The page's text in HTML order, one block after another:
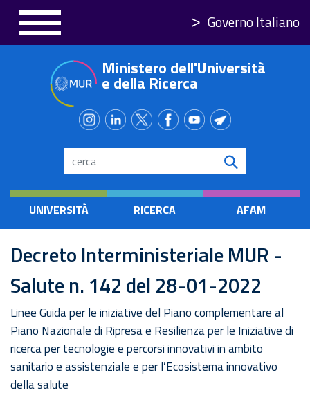
principale
Governo Italiano
Ministero dell'Università
e della Ricerca
Search
UNIVERSITÀ RICERCA AFAM
Decreto Interministeriale MUR -
Salute n. 142 del 28-01-2022
Linee Guida per le iniziative del Piano complementare al
Piano Nazionale di Ripresa e Resilienza per le Iniziative di
ricerca per tecnologie e percorsi innovativi in ambito
sanitario e assistenziale e per l’Ecosistema innovativo
della salute